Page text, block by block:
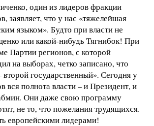
один из лидеров фракции
заявляет, что у нас «тяжелейшая
языком». Будто при власти не
или какой-нибудь Тягнибок! При
Партии регионов, с которой
на выборах, четко записано, что
второй государственный». Сегодня у
вся полнота власти – и Президент, и
Они даже свою программу
не то, что пожелания трудящихся.
европейскими лидерами!